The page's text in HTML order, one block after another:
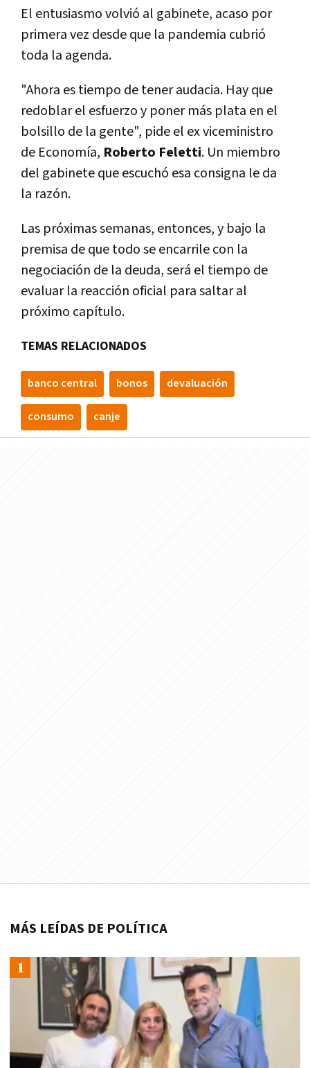
El entusiasmo volvió al gabinete, acaso por
primera vez desde que la pandemia cubrió
toda la agenda.
"Ahora es tiempo de tener audacia. Hay que
redoblar el esfuerzo y poner más plata en el
bolsillo de la gente", pide el ex viceministro
de Economía, Roberto Feletti. Un miembro
del gabinete que escuchó esa consigna le da
la razón.
Las próximas semanas, entonces, y bajo la
premisa de que todo se encarrile con la
negociación de la deuda, será el tiempo de
evaluar la reacción oficial para saltar al
próximo capítulo.
TEMAS RELACIONADOS
banco central bonos devaluación
consumo canje
MÁS LEÍDAS DE POLÍTICA